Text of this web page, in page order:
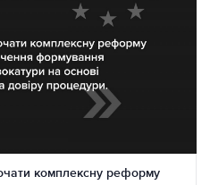
комплексну реформу